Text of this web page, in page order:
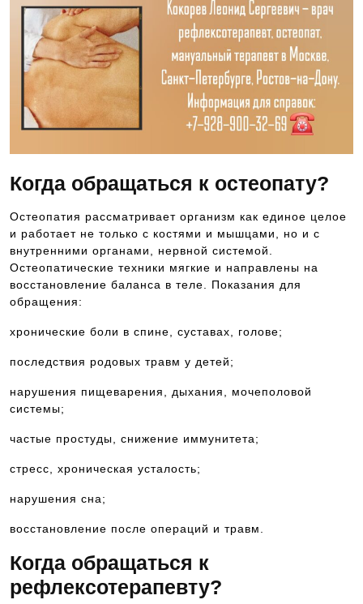
Когда обращаться к остеопату?
Остеопатия рассматривает организм как единое целое
и работает не только с костями и мышцами, но и с
внутренними органами, нервной системой.
Остеопатические техники мягкие и направлены на
восстановление баланса в теле. Показания для
обращения:
хронические боли в спине, суставах, голове;
последствия родовых травм у детей;
нарушения пищеварения, дыхания, мочеполовой
системы;
частые простуды, снижение иммунитета;
стресс, хроническая усталость;
нарушения сна;
восстановление после операций и травм.
Когда обращаться к
рефлексотерапевту?